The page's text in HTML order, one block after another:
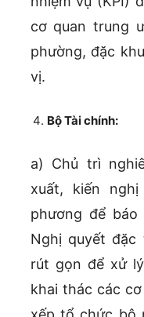
cơ quan trung
phường, đặc
vị.
Bộ Tài chính:
a) Chủ trì
xuất, kiến
phương để
Nghị quyết
rút gọn để xử
khai thác các